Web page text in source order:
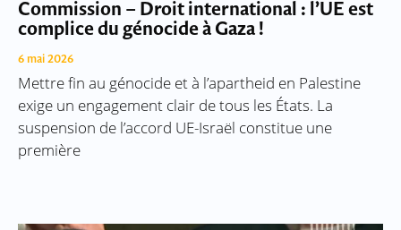
Commission – Droit international : l’UE est
complice du génocide à Gaza !
6 mai 2026
Mettre fin au génocide et à l’apartheid en Palestine
exige un engagement clair de tous les États. La
suspension de l’accord UE-Israël constitue une
première